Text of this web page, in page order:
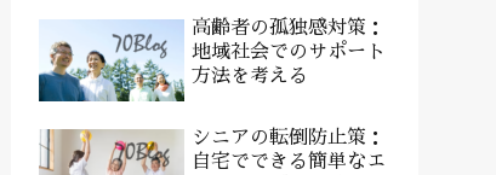
高齢者の孤独感対策：
地域社会でのサポート
方法を考える
シニアの転倒防止策：
自宅でできる簡単なエ